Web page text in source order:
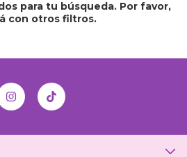
para tu búsqueda. Por favor,
con otros filtros.